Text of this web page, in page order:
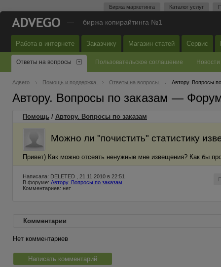
Биржа маркетинга Каталог услуг
— биржа копирайтинга №1
Работа в интернете Заказчику Магазин статей Сервис
Ответы на вопросы Пользовательское соглашение Новости
Адвего Помощь и поддержка Ответы на вопросы Автору. Вопросы
Автору. Вопросы по заказам —
Помощь / Автору. Вопросы по заказам
Можно ли "почистить" статистику
Привет) Как можно отсеять ненужные мне извещения? Как бы
Написала: DELETED , 21.11.2010 в 22:51
В форуме: Автору. Вопросы по заказам
Комментариев: нет
Комментарии
Нет комментариев
Написать комментарий